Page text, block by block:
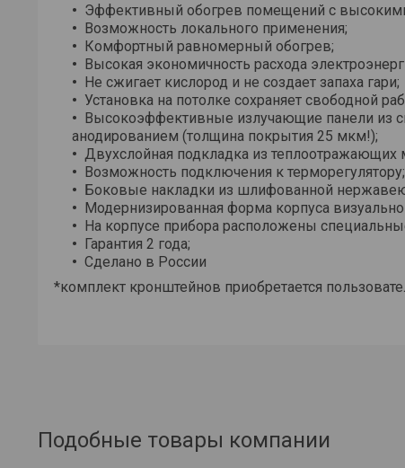
Эффективный обогрев помещений с
Возможность локального применения;
Комфортный равномерный обогрев;
Высокая экономичность расхода
Не сжигает кислород и не создает запаха гари;
Установка на потолке сохраняет свободной
Высокоэффективные излучающие панели из
анодированием (толщина покрытия 25 мкм!);
Двухслойная подкладка из теплоотражающих
Возможность подключения к терморегулятору;
Боковые накладки из шлифованной
Модернизированная форма корпуса
На корпусе прибора расположены
Гарантия 2 года;
Сделано в России
*комплект кронштейнов приобретается
Подобные товары компании